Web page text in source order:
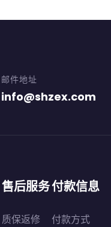
邮件地址
info@shzex.com
售后服务
质保返修
付款信息
付款方式